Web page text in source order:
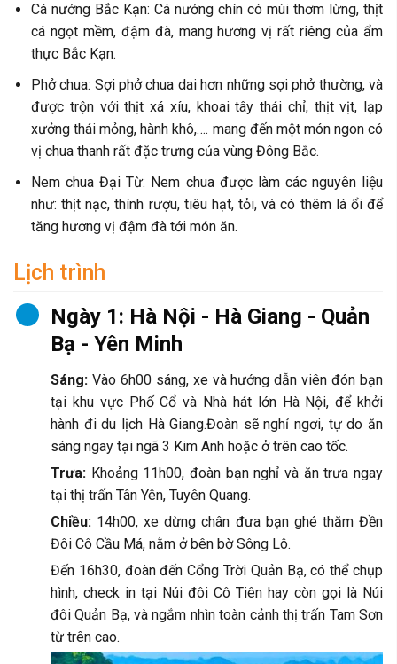
Cá nướng Bắc Kạn: Cá nướng chín có mùi thơm lừng, thịt
cá ngọt mềm, đậm đà, mang hương vị rất riêng của ẩm
thực Bắc Kạn.
Phở chua: Sợi phở chua dai hơn những sợi phở thường, và
được trộn với thịt xá xíu, khoai tây thái chỉ, thịt vịt, lạp
xưởng thái mỏng, hành khô,…. mang đến một món ngon có
vị chua thanh rất đặc trưng của vùng Đông Bắc.
Nem chua Đại Từ: Nem chua được làm các nguyên liệu
như: thịt nạc, thính rượu, tiêu hạt, tỏi, và có thêm lá ổi để
tăng hương vị đậm đà tới món ăn.
Lịch trình
Ngày 1: Hà Nội - Hà Giang - Quản
Bạ - Yên Minh
Sáng: Vào 6h00 sáng, xe và hướng dẫn viên đón bạn
tại khu vực Phố Cổ và Nhà hát lớn Hà Nội, để khởi
hành đi du lịch Hà Giang.Đoàn sẽ nghỉ ngơi, tự do ăn
sáng ngay tại ngã 3 Kim Anh hoặc ở trên cao tốc.
Trưa: Khoảng 11h00, đoàn bạn nghỉ và ăn trưa ngay
tại thị trấn Tân Yên, Tuyên Quang.
Chiều: 14h00, xe dừng chân đưa bạn ghé thăm Đền
Đôi Cô Cầu Má, nằm ở bên bờ Sông Lô.
Đến 16h30, đoàn đến Cổng Trời Quản Bạ, có thể chụp
hình, check in tại Núi đôi Cô Tiên hay còn gọi là Núi
đôi Quản Bạ, và ngắm nhìn toàn cảnh thị trấn Tam Sơn
từ trên cao.